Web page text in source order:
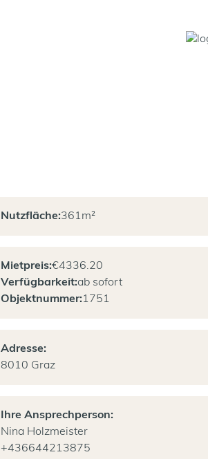
Nutzfläche:361m²
Mietpreis:€4336.20
Verfügbarkeit:ab sofort
Objektnummer:1751
Adresse:
8010 Graz
Ihre Ansprechperson:
Nina Holzmeister
+436644213875